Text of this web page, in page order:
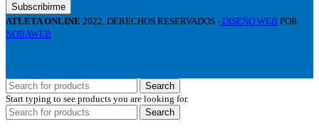
ATLETA ONLINE 2022, DERECHOS RESERVADOS - DISEÑO WEB POR
NOBAWEB
Search
Start typing to see products you are looking for.
Search